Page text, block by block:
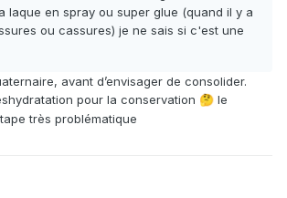
laque en spray ou super glue (quand il y a
ou cassures) je ne sais si c'est une
avant d’envisager de consolider.
pour la conservation 🤔 le
très problématique